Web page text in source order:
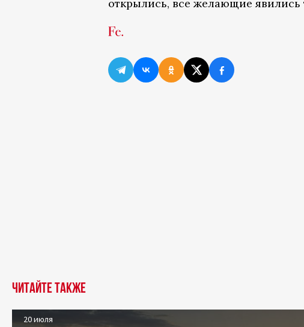
открылись, все желающие явились
Читайте также
20 июля